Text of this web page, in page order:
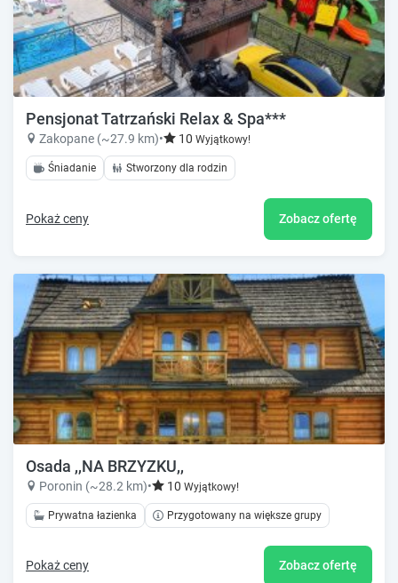
Pensjonat Tatrzański Relax & Spa***
Zakopane (~27.9 km)• 10 Wyjątkowy!
Śniadanie Stworzony dla rodzin
Pokaż ceny Zobacz ofertę
Osada ,,NA BRZYZKU,,
Poronin (~28.2 km)• 10 Wyjątkowy!
Prywatna łazienka Przygotowany na większe grupy
Pokaż ceny Zobacz ofertę